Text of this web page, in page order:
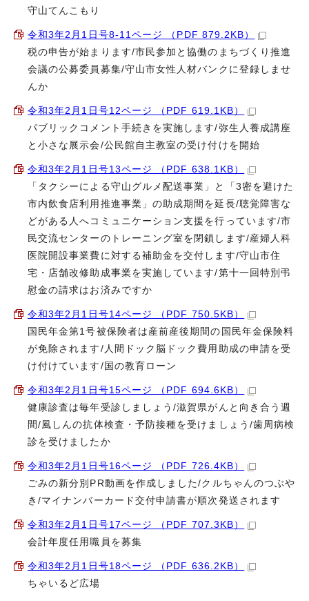
守山てんこもり
令和3年2月1日号8-11ページ （PDF 879.2KB）
税の申告が始まります/市民参加と協働のまちづくり推進
会議の公募委員募集/守山市女性人材バンクに登録しませ
んか
令和3年2月1日号12ページ （PDF 619.1KB）
パブリックコメント手続きを実施します/弥生人養成講座
と小さな展示会/公民館自主教室の受け付けを開始
令和3年2月1日号13ページ （PDF 638.1KB）
「タクシーによる守山グルメ配送事業」と「3密を避けた
市内飲食店利用推進事業」の助成期間を延長/聴覚障害な
どがある人へコミュニケーション支援を行っています/市
民交流センターのトレーニング室を閉鎖します/産婦人科
医院開設事業費に対する補助金を交付します/守山市住
宅・店舗改修助成事業を実施しています/第十一回特別弔
慰金の請求はお済みですか
令和3年2月1日号14ページ （PDF 750.5KB）
国民年金第1号被保険者は産前産後期間の国民年金保険料
が免除されます/人間ドック脳ドック費用助成の申請を受
け付けています/国の教育ローン
令和3年2月1日号15ページ （PDF 694.6KB）
健康診査は毎年受診しましょう/滋賀県がんと向き合う週
間/風しんの抗体検査・予防接種を受けましょう/歯周病検
診を受けましたか
令和3年2月1日号16ページ （PDF 726.4KB）
ごみの新分別PR動画を作成しました/クルちゃんのつぶや
き/マイナンバーカード交付申請書が順次発送されます
令和3年2月1日号17ページ （PDF 707.3KB）
会計年度任用職員を募集
令和3年2月1日号18ページ （PDF 636.2KB）
ちゃいるど広場